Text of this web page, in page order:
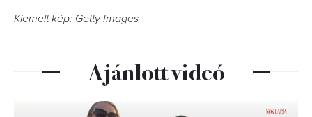
Kiemelt kép: Getty Images
Ajánlott videó